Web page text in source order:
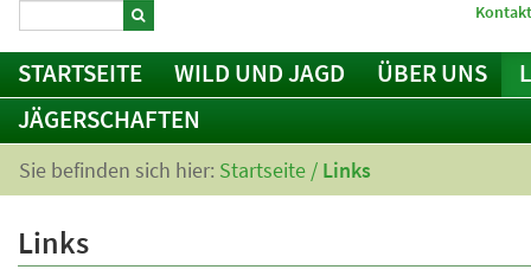
STARTSEITE WILD UND JAGD ÜBER UNS
JÄGERSCHAFTEN
Sie befinden sich hier: Startseite / Links
Links